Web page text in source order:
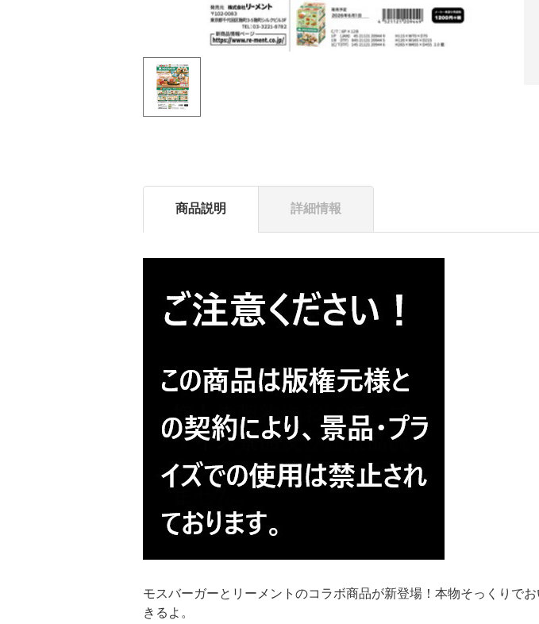
商品説明 詳細情報
モスバーガーとリーメントのコラボ商品が新登場！本物そっくりで
きるよ。